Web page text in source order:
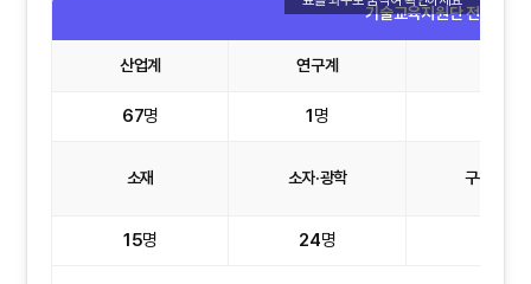
기술교육지원단 전문 위
산업계 연구계
67명 1명
소재 소자·광학 구동·시스
15명 24명